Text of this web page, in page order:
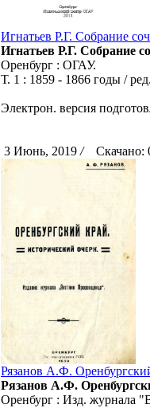
Игнатьев Р.Г. Собрание
Игнатьев Р.Г. Собрание
Оренбург : ОГАУ.
Т. 1 : 1859 - 1866 годы /
Электрон. версия
3 Июнь, 2019 /Скачано:
Рязанов А.Ф.
Рязанов А.Ф.
Оренбург : Изд. журнала